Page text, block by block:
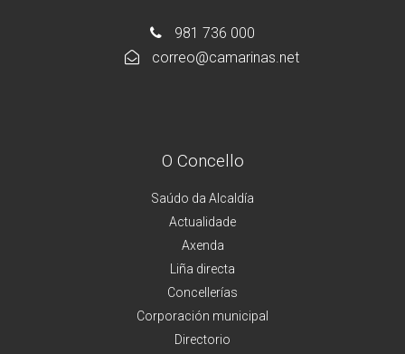
981 736 000
correo@camarinas.net
O Concello
Saúdo da Alcaldía
Actualidade
Axenda
Liña directa
Concellerías
Corporación municipal
Directorio